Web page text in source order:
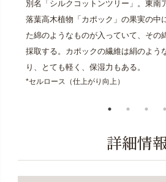
別名「シルクコットンツリー」。東南
落葉高木植物「カポック」の果実の中
た綿のようなものが入っていて、その
採取する。カポックの繊維は絹のよう
り、とても軽く、保湿力もある。
*セルロース（仕上がり向上）
詳細情